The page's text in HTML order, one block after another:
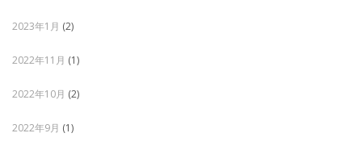
2023年1月 (2)
2022年11月 (1)
2022年10月 (2)
2022年9月 (1)